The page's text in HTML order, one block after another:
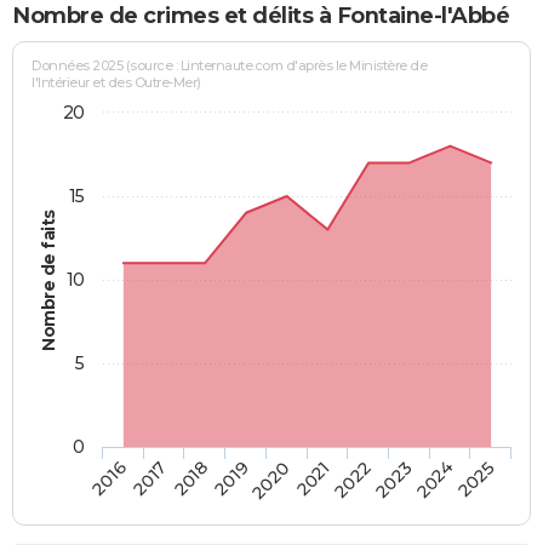
Bricolage
Lifestyle
Culture
Sport
Auto
Television
Voyage
Cinema
Nombre de crimes et délits à Fontaine-l'Abbé
Nombre de faits
Données 2025 (source : Linternaute.com d'après le Ministère de
l'Intérieur et des Outre-Mer)
20162017 20182019202020212022202320242025
0
5
10
15
20